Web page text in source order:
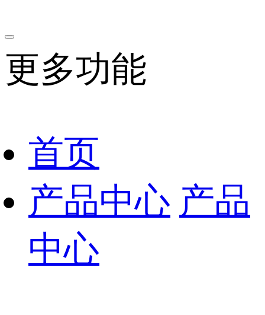
更多功能
首页
产品中心 产品
中心